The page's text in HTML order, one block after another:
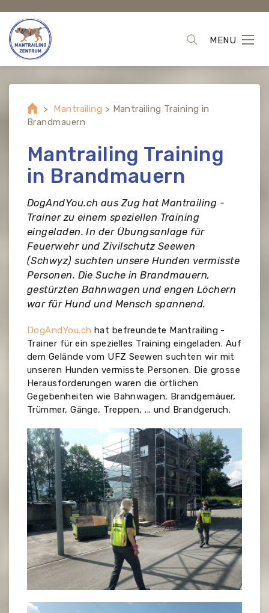
MENU
> Mantrailing > Mantrailing Training in
Brandmauern
Mantrailing Training
in Brandmauern
DogAndYou.ch aus Zug hat Mantrailing -
Trainer zu einem speziellen Training
eingeladen. In der Übungsanlage für
Feuerwehr und Zivilschutz Seewen
(Schwyz) suchten unsere Hunden vermisste
Personen. Die Suche in Brandmauern,
gestürzten Bahnwagen und engen Löchern
war für Hund und Mensch spannend.
DogAndYou.ch hat befreundete Mantrailing -
Trainer für ein spezielles Training eingeladen. Auf
dem Gelände vom UFZ Seewen suchten wir mit
unseren Hunden vermisste Personen. Die grosse
Herausforderungen waren die örtlichen
Gegebenheiten wie Bahnwagen, Brandgemäuer,
Trümmer, Gänge, Treppen, ... und Brandgeruch.